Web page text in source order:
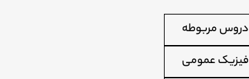
دروس مربوطه
فیزیک عمومی